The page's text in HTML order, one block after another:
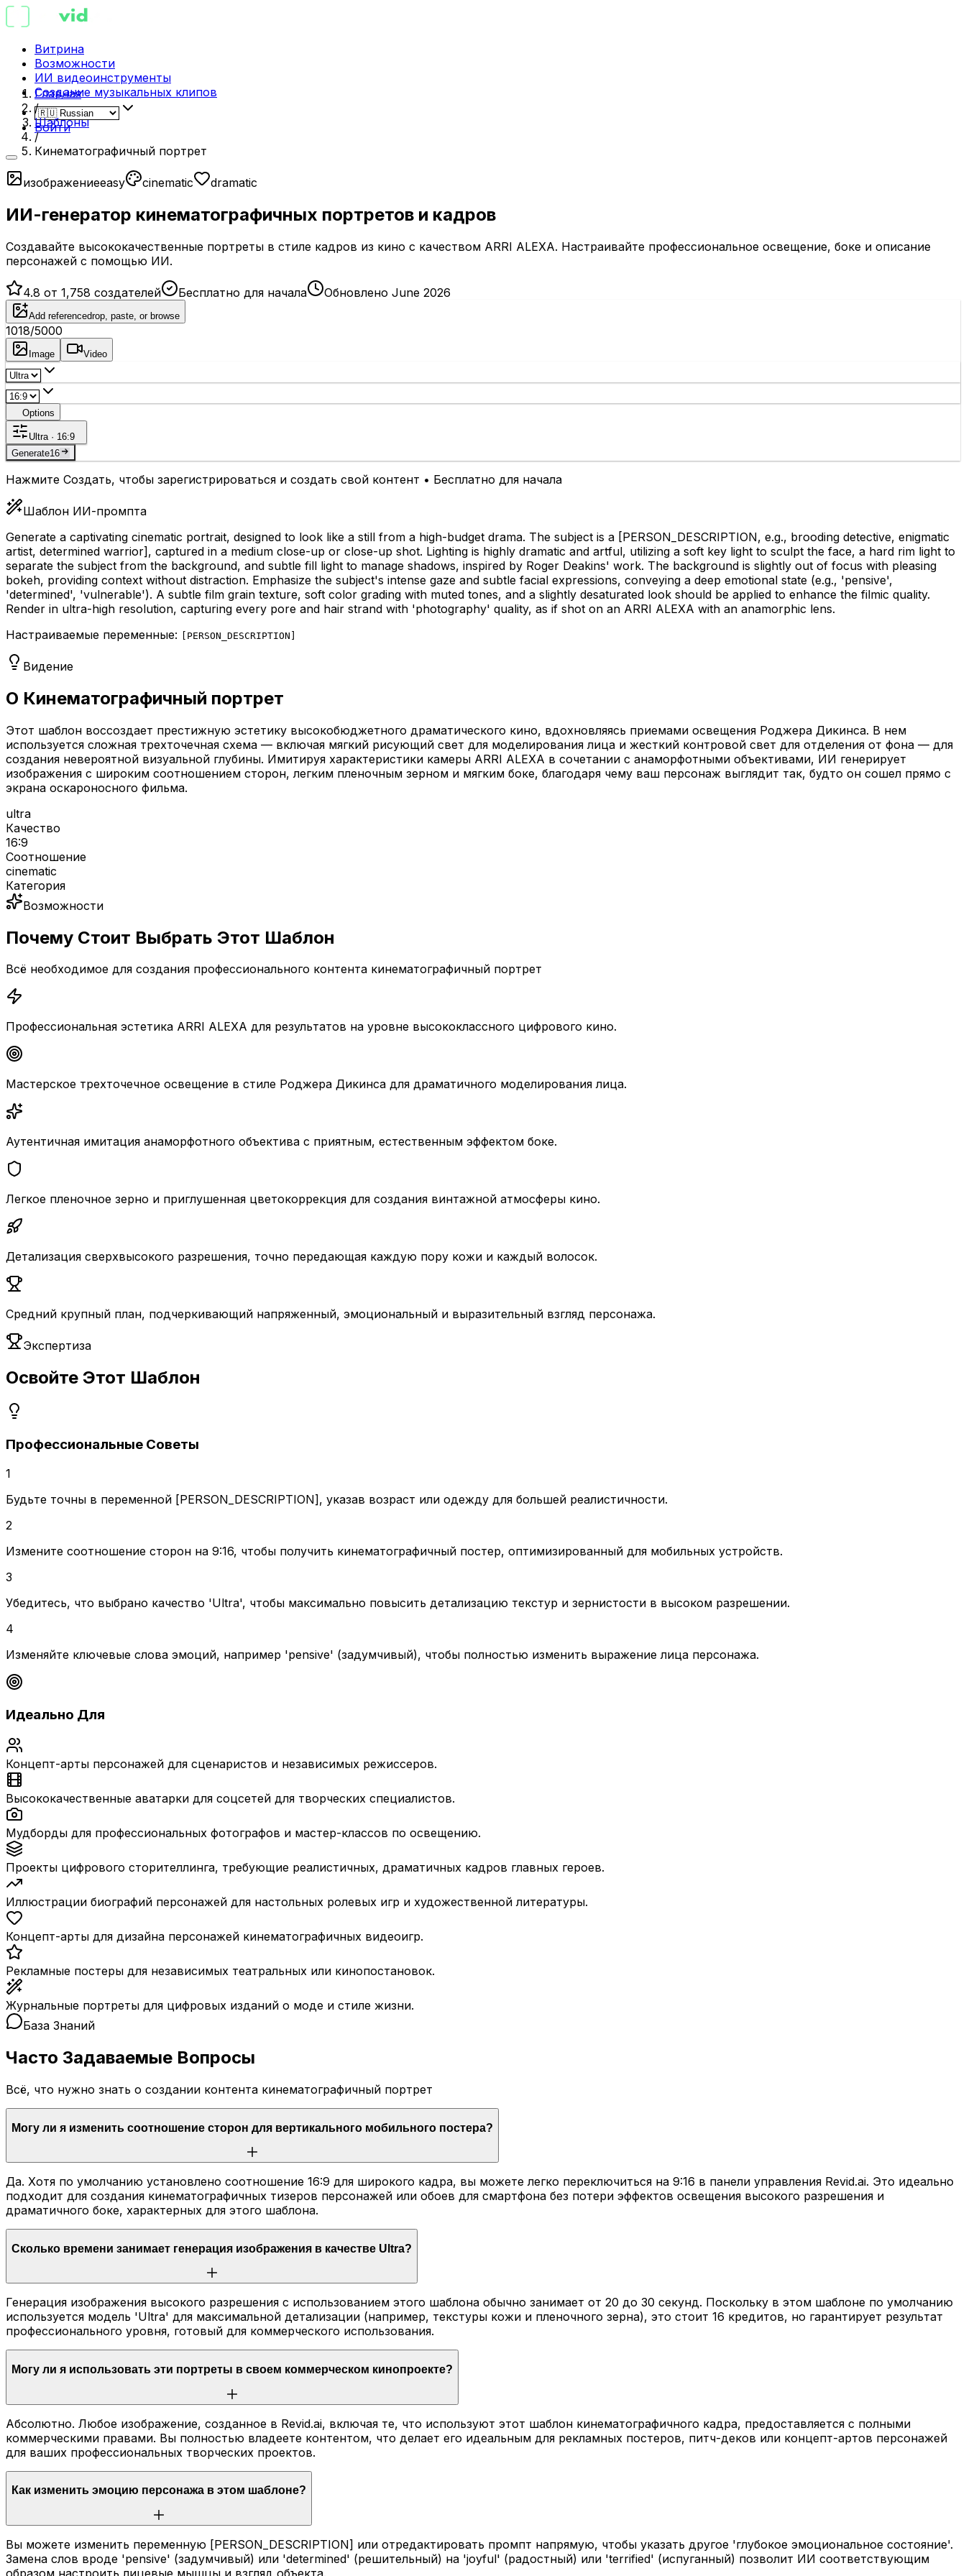
Витрина
Возможности
ИИ видеоинструменты
Создание музыкальных клипов
Войти
Главная
/
Шаблоны
/
Кинематографичный портрет
изображениеeasy cinematic dramatic
ИИ-генератор кинематографичных портретов и кадров
Создавайте высококачественные портреты в стиле кадров из кино с качеством ARRI ALEXA. Настраивайте профессиональное освещение, боке и описание
персонажей с помощью ИИ.
4.8 от 1,758 создателей Бесплатно для начала Обновлено June 2026
Add referencedrop, paste, or browse
1018/5000
Image Video
Options
Ultra · 16:9
Generate16
Нажмите Создать, чтобы зарегистрироваться и создать свой контент • Бесплатно для начала
Шаблон ИИ-промпта
Generate a captivating cinematic portrait, designed to look like a still from a high-budget drama. The subject is a [PERSON_DESCRIPTION, e.g., brooding detective, enigmatic
artist, determined warrior], captured in a medium close-up or close-up shot. Lighting is highly dramatic and artful, utilizing a soft key light to sculpt the face, a hard rim light to
separate the subject from the background, and subtle fill light to manage shadows, inspired by Roger Deakins' work. The background is slightly out of focus with pleasing
bokeh, providing context without distraction. Emphasize the subject's intense gaze and subtle facial expressions, conveying a deep emotional state (e.g., 'pensive',
'determined', 'vulnerable'). A subtle film grain texture, soft color grading with muted tones, and a slightly desaturated look should be applied to enhance the filmic quality.
Render in ultra-high resolution, capturing every pore and hair strand with 'photography' quality, as if shot on an ARRI ALEXA with an anamorphic lens.
Настраиваемые переменные:
PERSON_DESCRIPTION
Видение
О Кинематографичный портрет
Этот шаблон воссоздает престижную эстетику высокобюджетного драматического кино, вдохновляясь приемами освещения Роджера Дикинса. В нем
используется сложная трехточечная схема — включая мягкий рисующий свет для моделирования лица и жесткий контровой свет для отделения от фона — для
создания невероятной визуальной глубины. Имитируя характеристики камеры ARRI ALEXA в сочетании с анаморфотными объективами, ИИ генерирует
изображения с широким соотношением сторон, легким пленочным зерном и мягким боке, благодаря чему ваш персонаж выглядит так, будто он сошел прямо с
экрана оскароносного фильма.
ultra
Качество
16:9
Соотношение
cinematic
Категория
Возможности
Почему Стоит Выбрать Этот Шаблон
Всё необходимое для создания профессионального контента кинематографичный портрет
Профессиональная эстетика ARRI ALEXA для результатов на уровне высококлассного цифрового кино.
Мастерское трехточечное освещение в стиле Роджера Дикинса для драматичного моделирования лица.
Аутентичная имитация анаморфотного объектива с приятным, естественным эффектом боке.
Легкое пленочное зерно и приглушенная цветокоррекция для создания винтажной атмосферы кино.
Детализация сверхвысокого разрешения, точно передающая каждую пору кожи и каждый волосок.
Средний крупный план, подчеркивающий напряженный, эмоциональный и выразительный взгляд персонажа.
Экспертиза
Освойте Этот Шаблон
Профессиональные Советы
1
Будьте точны в переменной [PERSON_DESCRIPTION], указав возраст или одежду для большей реалистичности.
2
Измените соотношение сторон на 9:16, чтобы получить кинематографичный постер, оптимизированный для мобильных устройств.
3
Убедитесь, что выбрано качество 'Ultra', чтобы максимально повысить детализацию текстур и зернистости в высоком разрешении.
4
Изменяйте ключевые слова эмоций, например 'pensive' (задумчивый), чтобы полностью изменить выражение лица персонажа.
Идеально Для
Концепт-арты персонажей для сценаристов и независимых режиссеров.
Высококачественные аватарки для соцсетей для творческих специалистов.
Мудборды для профессиональных фотографов и мастер-классов по освещению.
Проекты цифрового сторителлинга, требующие реалистичных, драматичных кадров главных героев.
Иллюстрации биографий персонажей для настольных ролевых игр и художественной литературы.
Концепт-арты для дизайна персонажей кинематографичных видеоигр.
Рекламные постеры для независимых театральных или кинопостановок.
Журнальные портреты для цифровых изданий о моде и стиле жизни.
База Знаний
Часто Задаваемые Вопросы
Всё, что нужно знать о создании контента кинематографичный портрет
Могу ли я изменить соотношение сторон для вертикального мобильного постера?
Да. Хотя по умолчанию установлено соотношение 16:9 для широкого кадра, вы можете легко переключиться на 9:16 в панели управления Revid.ai. Это идеально
подходит для создания кинематографичных тизеров персонажей или обоев для смартфона без потери эффектов освещения высокого разрешения и
драматичного боке, характерных для этого шаблона.
Сколько времени занимает генерация изображения в качестве Ultra?
Генерация изображения высокого разрешения с использованием этого шаблона обычно занимает от 20 до 30 секунд. Поскольку в этом шаблоне по умолчанию
используется модель 'Ultra' для максимальной детализации (например, текстуры кожи и пленочного зерна), это стоит 16 кредитов, но гарантирует результат
профессионального уровня, готовый для коммерческого использования.
Могу ли я использовать эти портреты в своем коммерческом кинопроекте?
Абсолютно. Любое изображение, созданное в Revid.ai, включая те, что используют этот шаблон кинематографичного кадра, предоставляется с полными
коммерческими правами. Вы полностью владеете контентом, что делает его идеальным для рекламных постеров, питч-деков или концепт-артов персонажей
для ваших профессиональных творческих проектов.
Как изменить эмоцию персонажа в этом шаблоне?
Вы можете изменить переменную [PERSON_DESCRIPTION] или отредактировать промпт напрямую, чтобы указать другое 'глубокое эмоциональное состояние'.
Замена слов вроде 'pensive' (задумчивый) или 'determined' (решительный) на 'joyful' (радостный) или 'terrified' (испуганный) позволит ИИ соответствующим
образом настроить лицевые мышцы и взгляд объекта.